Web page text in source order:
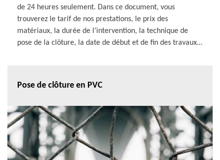
de 24 heures seulement. Dans ce document, vous
trouverez le tarif de nos prestations, le prix des
matériaux, la durée de l’intervention, la technique de
pose de la clôture, la date de début et de fin des travaux…
Pose de clôture en PVC